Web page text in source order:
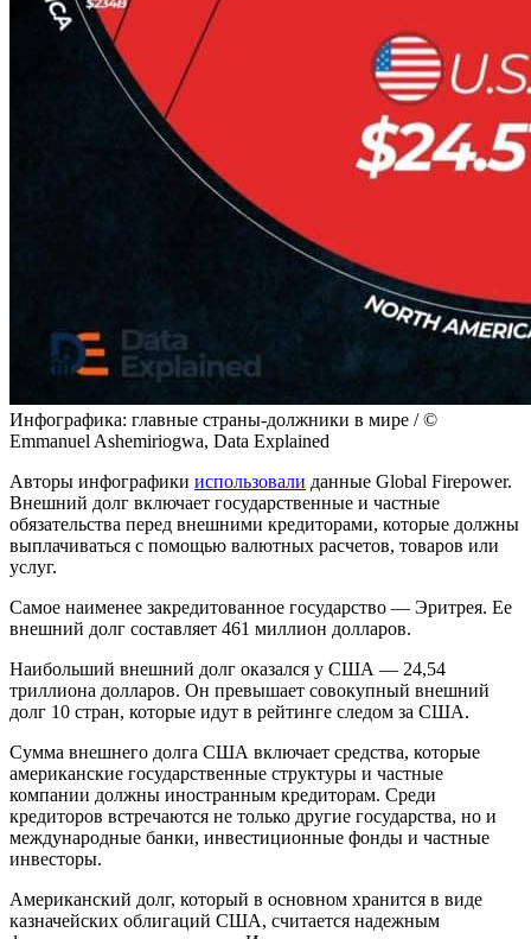
Инфографика: главные страны-должники в мире / ©
Emmanuel Ashemiriogwa, Data Explained
Авторы инфографики использовали данные Global Firepower.
Внешний долг включает государственные и частные
обязательства перед внешними кредиторами, которые должны
выплачиваться с помощью валютных расчетов, товаров или
услуг.
Самое наименее закредитованное государство — Эритрея. Ее
внешний долг составляет 461 миллион долларов.
Наибольший внешний долг оказался у США — 24,54
триллиона долларов. Он превышает совокупный внешний
долг 10 стран, которые идут в рейтинге следом за США.
Сумма внешнего долга США включает средства, которые
американские государственные структуры и частные
компании должны иностранным кредиторам. Среди
кредиторов встречаются не только другие государства, но и
международные банки, инвестиционные фонды и частные
инвесторы.
Американский долг, который в основном хранится в виде
казначейских облигаций США, считается надежным